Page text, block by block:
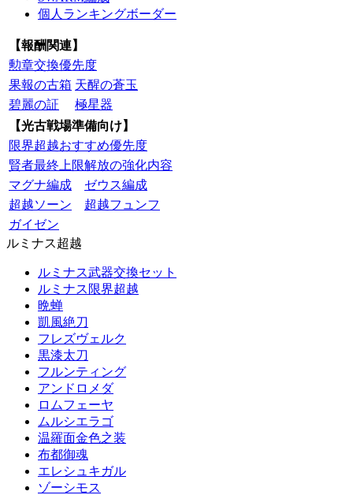
個人ランキングボーダー
【報酬関連】
勲章交換優先度
果報の古箱 天醒の蒼玉
碧麗の証
極星器
【光古戦場準備向け】
限界超越おすすめ優先度
賢者最終上限解放の強化内容
マグナ編成
ゼウス編成
超越ソーン
超越フュンフ
ガイゼン
ルミナス超越
ルミナス武器交換セット
ルミナス限界超越
晩蝉
凱風絶刀
フレズヴェルク
黒漆太刀
フルンティング
アンドロメダ
ロムフェーヤ
ムルシエラゴ
温羅面金色之装
布都御魂
エレシュキガル
ゾーシモス